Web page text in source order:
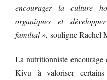
encourager la culture
organiques et
familial », souligne Rachel
La nutritionniste encourage
Kivu à valoriser